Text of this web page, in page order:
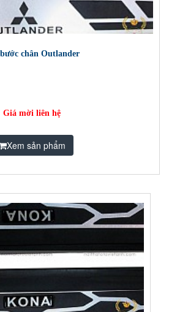
chân Outlander
Giá mời liên hệ
Xem sản phẩm